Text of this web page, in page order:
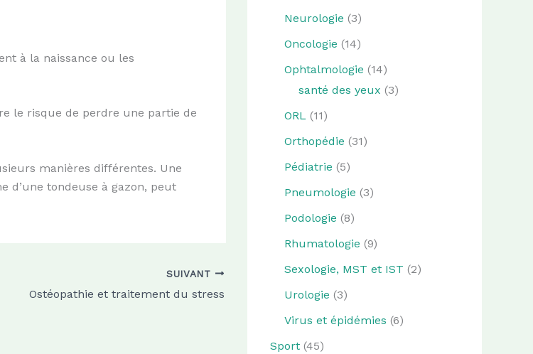
à la naissance ou les
le risque de perdre une partie de
manières différentes. Une
d’une tondeuse à gazon, peut
SUIVANT
Ostéopathie et traitement du stress
Neurologie (3)
Oncologie (14)
Ophtalmologie (14)
santé des yeux (3)
ORL (11)
Orthopédie (31)
Pédiatrie (5)
Pneumologie (3)
Podologie (8)
Rhumatologie (9)
Sexologie, MST et IST (2)
Urologie (3)
Virus et épidémies (6)
Sport (45)